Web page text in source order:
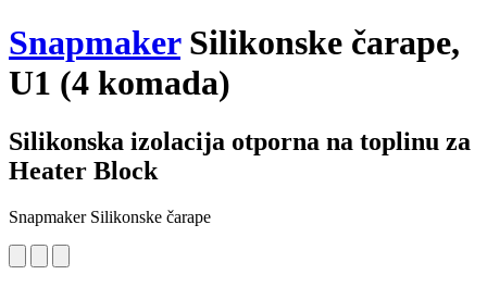
SnapmakerSilikonske čarape,
U1 (4 komada)
Silikonska izolacija otporna na toplinu za
Heater Block
Snapmaker Silikonske čarape